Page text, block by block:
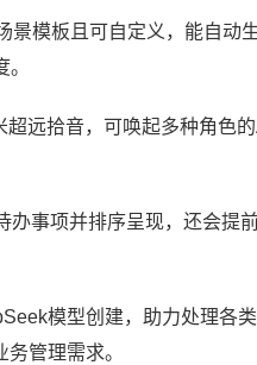
模板且可自定义，能自动
远拾音，可唤起多种角色
事项并排序呈现，还会提
模型创建，助力处理各
管理需求。